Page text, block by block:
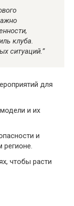
клуба.
ситуаций.”
для
и их
и
чтобы расти